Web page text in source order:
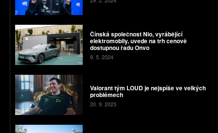
Čínská společnost Nio, vyrábějící
elektromobily, uvede na trh cenově
dostupnou řadu Onvo
9. 5. 2024
Valorant tým LOUD je nejspíše ve velkých
problémech
20. 9. 2023